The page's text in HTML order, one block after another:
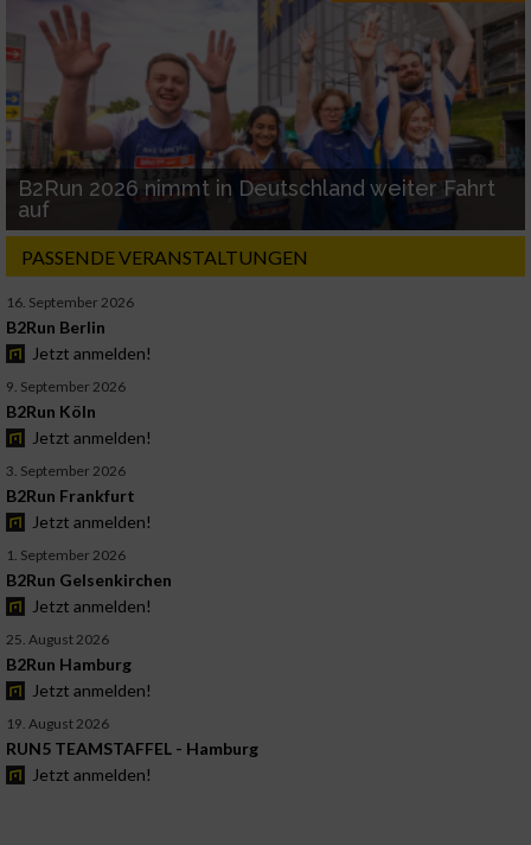
B2Run 2026 nimmt in Deutschland weiter Fahrt
auf
PASSENDE VERANSTALTUNGEN
16. September 2026
B2Run Berlin
Jetzt anmelden!
9. September 2026
B2Run Köln
Jetzt anmelden!
3. September 2026
B2Run Frankfurt
Jetzt anmelden!
1. September 2026
B2Run Gelsenkirchen
Jetzt anmelden!
25. August 2026
B2Run Hamburg
Jetzt anmelden!
19. August 2026
RUN5 TEAMSTAFFEL - Hamburg
Jetzt anmelden!